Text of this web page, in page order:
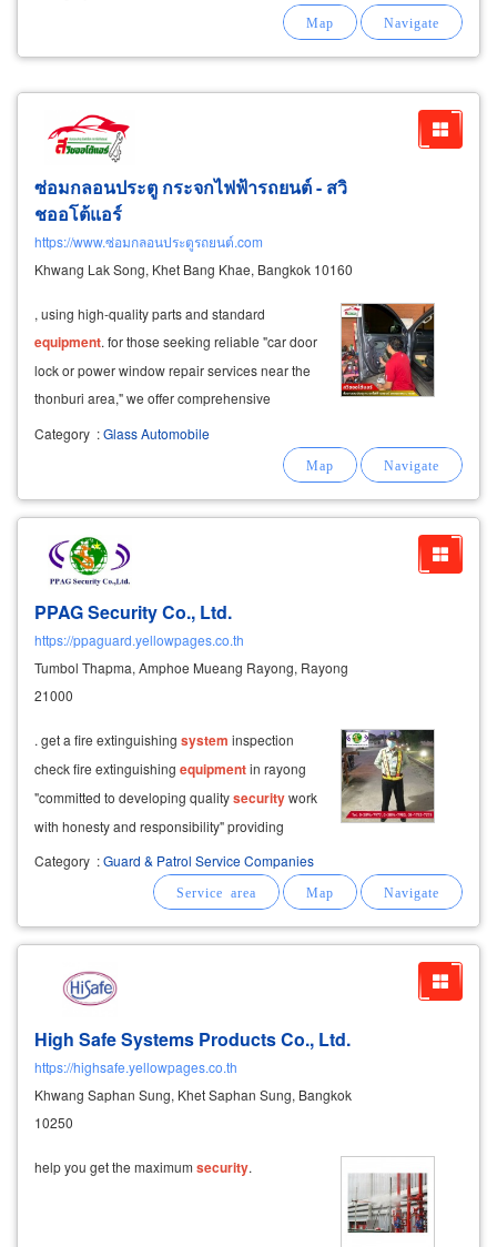
ซ่อมกลอนประตู กระจกไฟฟ้ารถยนต์ - สวิ
ชออโต้แอร์
https://www.ซ่อมกลอนประตูรถยนต์.com
Khwang Lak Song, Khet Bang Khae, Bangkok 10160
, using high-quality parts and standard
equipment. for those seeking reliable "car door
lock or power window repair services near the
thonburi area," we offer comprehensive
solutions for locking systems
various types of remote keys: automotive door
Category :Glass Automobile
PPAG Security Co., Ltd.
https://ppaguard.yellowpages.co.th
Tumbol Thapma, Amphoe Mueang Rayong, Rayong
21000
. get a fire extinguishing system inspection
check fire extinguishing equipmentin rayong
"committed to developing qualitysecuritywork
with honesty and responsibility" providing
security services in areas of rayong province
such as the map ta phut industrial estate, irpc,
Category :Guard & Patrol Service Companies
High Safe Systems Products Co., Ltd.
https://highsafe.yellowpages.co.th
Khwang Saphan Sung, Khet Saphan Sung, Bangkok
10250
help you get the maximum security.